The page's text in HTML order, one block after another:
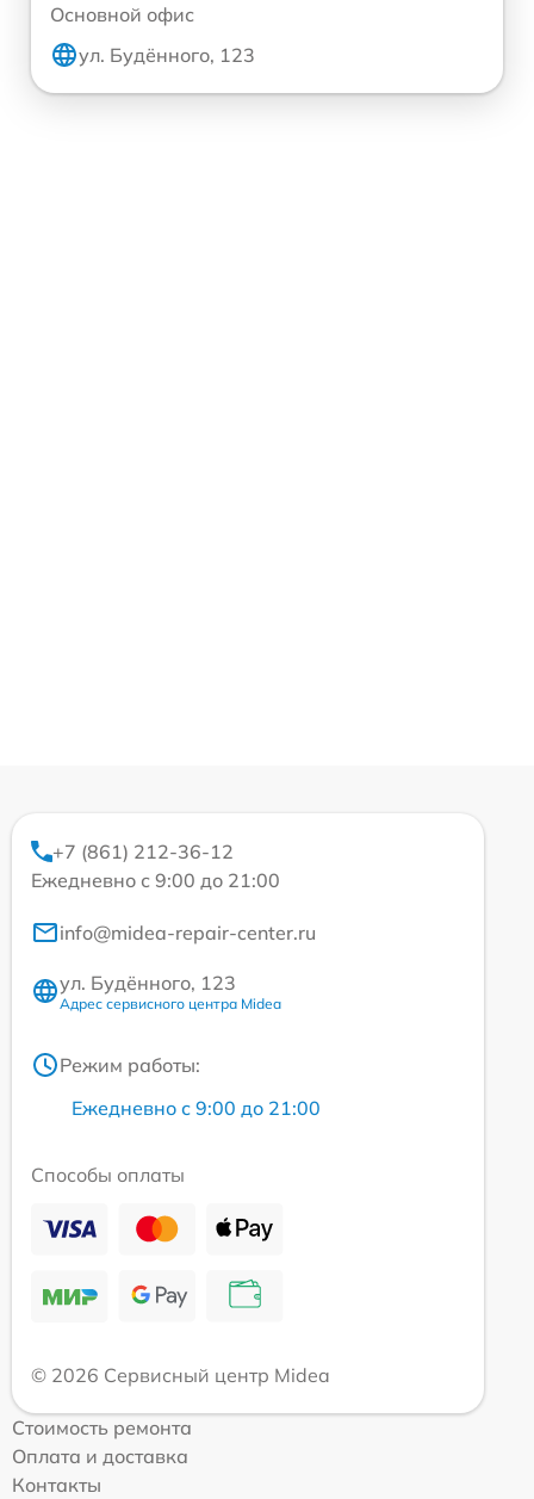
Основной офис
ул. Будённого, 123
+7 (861) 212-36-12
Ежедневно с 9:00 до 21:00
info@midea-repair-center.ru
ул. Будённого, 123
Адрес сервисного центра Midea
Режим работы:
Ежедневно с 9:00 до 21:00
Способы оплаты
© 2026 Сервисный центр Midea
Стоимость ремонта
Оплата и доставка
Контакты